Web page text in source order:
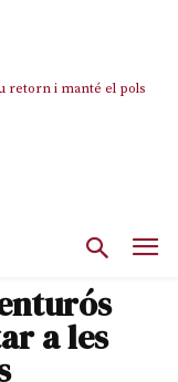
i manté el pols
massiu per la seva
a les